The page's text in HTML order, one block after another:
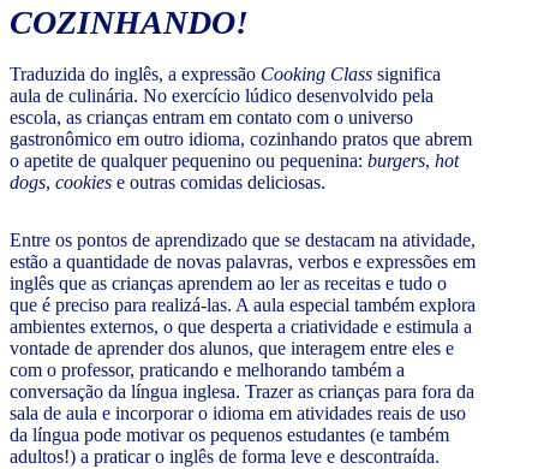
COZINHANDO!
Traduzida do inglês, a expressão Cooking Class significa
aula de culinária. No exercício lúdico desenvolvido pela
escola, as crianças entram em contato com o universo
gastronômico em outro idioma, cozinhando pratos que abrem
o apetite de qualquer pequenino ou pequenina: burgers, hot
dogs, cookies e outras comidas deliciosas.
Entre os pontos de aprendizado que se destacam na atividade,
estão a quantidade de novas palavras, verbos e expressões em
inglês que as crianças aprendem ao ler as receitas e tudo o
que é preciso para realizá-las. A aula especial também explora
ambientes externos, o que desperta a criatividade e estimula a
vontade de aprender dos alunos, que interagem entre eles e
com o professor, praticando e melhorando também a
conversação da língua inglesa. Trazer as crianças para fora da
sala de aula e incorporar o idioma em atividades reais de uso
da língua pode motivar os pequenos estudantes (e também
adultos!) a praticar o inglês de forma leve e descontraída.